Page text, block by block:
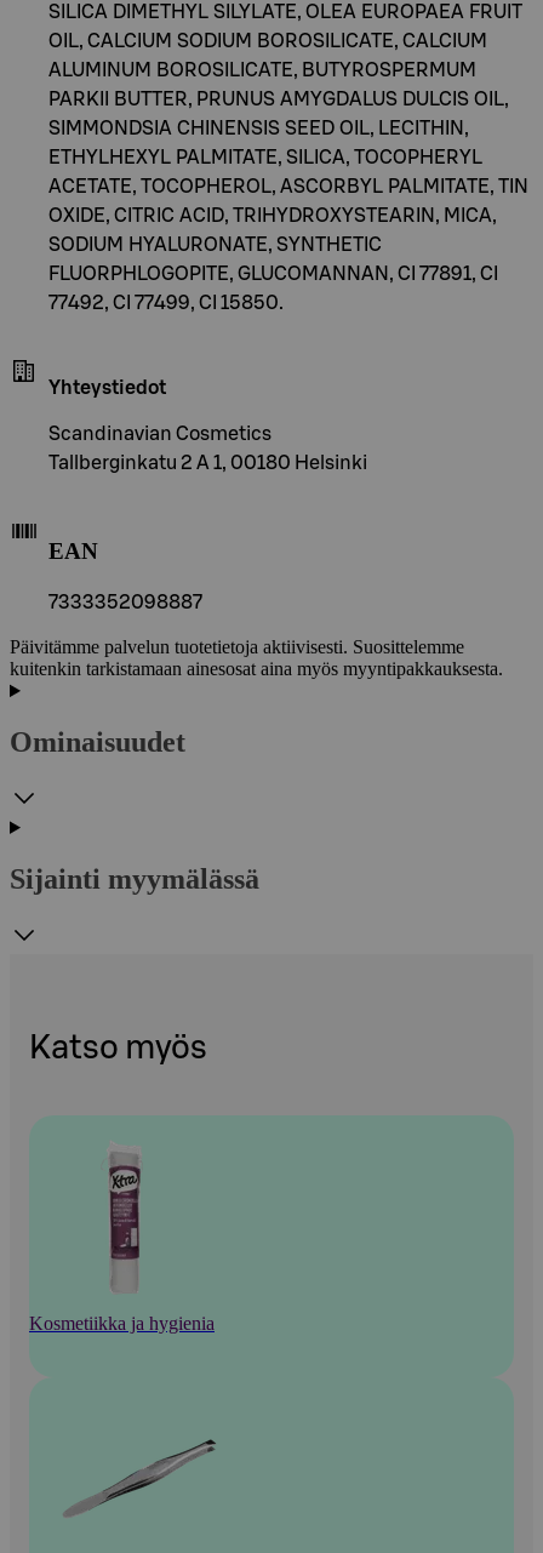
SILICA DIMETHYL SILYLATE, OLEA EUROPAEA FRUIT
OIL, CALCIUM SODIUM BOROSILICATE, CALCIUM
ALUMINUM BOROSILICATE, BUTYROSPERMUM
PARKII BUTTER, PRUNUS AMYGDALUS DULCIS OIL,
SIMMONDSIA CHINENSIS SEED OIL, LECITHIN,
ETHYLHEXYL PALMITATE, SILICA, TOCOPHERYL
ACETATE, TOCOPHEROL, ASCORBYL PALMITATE, TIN
OXIDE, CITRIC ACID, TRIHYDROXYSTEARIN, MICA,
SODIUM HYALURONATE, SYNTHETIC
FLUORPHLOGOPITE, GLUCOMANNAN, CI 77891, CI
77492, CI 77499, CI 15850.
Yhteystiedot
Scandinavian Cosmetics
Tallberginkatu 2 A 1, 00180 Helsinki
EAN
7333352098887
Päivitämme palvelun tuotetietoja aktiivisesti. Suosittelemme
kuitenkin tarkistamaan ainesosat aina myös myyntipakkauksesta.
Ominaisuudet
Sijainti myymälässä
Katso myös
Kosmetiikka ja hygienia